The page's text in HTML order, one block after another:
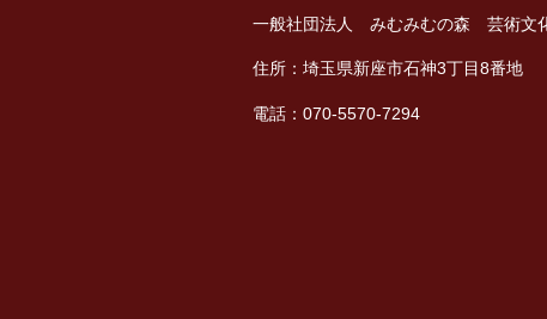
b
o
o
k
一般社団法人 みむみむの森 芸術文
住所：埼玉県新座市石神3丁目8番地
電話：070-5570-7294